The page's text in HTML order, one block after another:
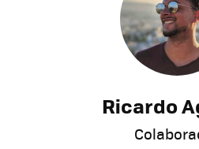
Ricardo